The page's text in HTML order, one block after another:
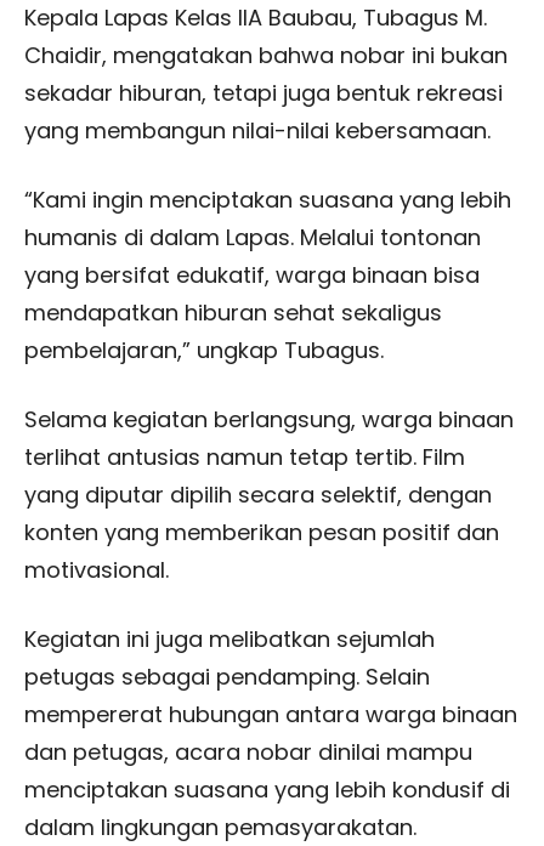
Kepala Lapas Kelas IIA Baubau, Tubagus M.
Chaidir, mengatakan bahwa nobar ini bukan
sekadar hiburan, tetapi juga bentuk rekreasi
yang membangun nilai-nilai kebersamaan.
“Kami ingin menciptakan suasana yang lebih
humanis di dalam Lapas. Melalui tontonan
yang bersifat edukatif, warga binaan bisa
mendapatkan hiburan sehat sekaligus
pembelajaran,” ungkap Tubagus.
Selama kegiatan berlangsung, warga binaan
terlihat antusias namun tetap tertib. Film
yang diputar dipilih secara selektif, dengan
konten yang memberikan pesan positif dan
motivasional.
Kegiatan ini juga melibatkan sejumlah
petugas sebagai pendamping. Selain
mempererat hubungan antara warga binaan
dan petugas, acara nobar dinilai mampu
menciptakan suasana yang lebih kondusif di
dalam lingkungan pemasyarakatan.